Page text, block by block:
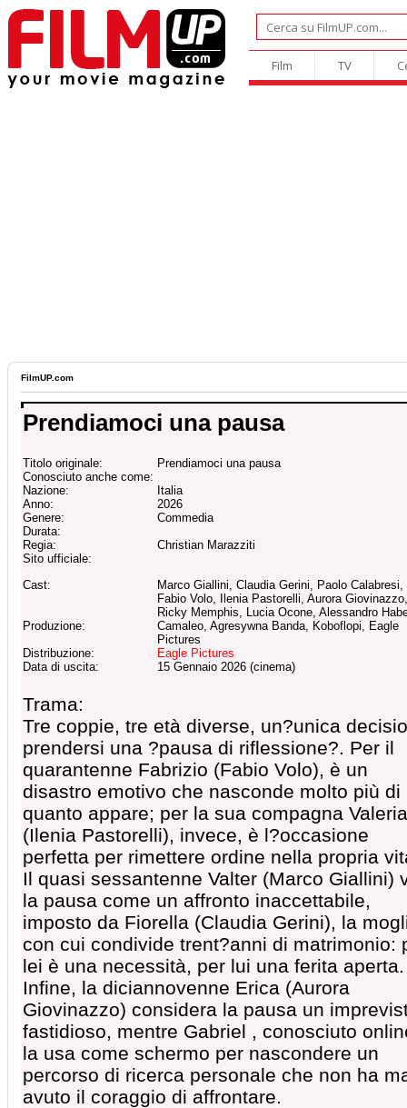
Film TV
FilmUP.com
Prendiamoci una pausa
Titolo originale:
Prendiamoci una pausa
Conosciuto anche come:
Nazione:
Italia
Anno:
2026
Genere:
Commedia
Durata:
Regia:
Christian Marazziti
Sito ufficiale:
Cast:
Marco Giallini, Claudia Gerini, Paolo Calabresi,
Fabio Volo, Ilenia Pastorelli, Aurora Giovinazzo,
Ricky Memphis, Lucia Ocone, Alessandro
Produzione:
Camaleo, Agresywna Banda, Koboflopi, Eagle
Pictures
Distribuzione:
Eagle Pictures
Data di uscita:
15 Gennaio 2026 (cinema)
Trama:
Tre coppie, tre età diverse, un?unica
prendersi una ?pausa di riflessione?. Per il
quarantenne Fabrizio (Fabio Volo), è un
disastro emotivo che nasconde molto più di
quanto appare; per la sua compagna Valeria
(Ilenia Pastorelli), invece, è l?occasione
perfetta per rimettere ordine nella propria
Il quasi sessantenne Valter (Marco Giallini)
la pausa come un affronto inaccettabile,
imposto da Fiorella (Claudia Gerini), la
con cui condivide trent?anni di matrimonio:
lei è una necessità, per lui una ferita aperta.
Infine, la diciannovenne Erica (Aurora
Giovinazzo) considera la pausa un
fastidioso, mentre Gabriel , conosciuto
la usa come schermo per nascondere un
percorso di ricerca personale che non ha
avuto il coraggio di affrontare.